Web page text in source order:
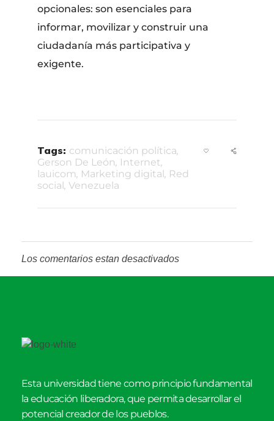
opcionales: son esenciales para
informar, movilizar y construir una
ciudadanía más participativa y
exigente.
Tags: comunicación política
Gerson De León Internet
lauicom Marketing digital Red
social ,Venezuela
Los comentarios estan desactivados
Esta universidad tiene como principio fundamental
la educación liberadora, que permita desarrollar el
potencial creador de los pueblos.